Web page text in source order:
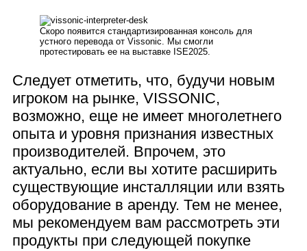
Скоро появится стандартизированная консоль для
устного перевода от Vissonic. Мы смогли
протестировать ее на выставке ISE2025.
Следует отметить, что, будучи новым
игроком на рынке, VISSONIC,
возможно, еще не имеет многолетнего
опыта и уровня признания известных
производителей. Впрочем, это
актуально, если вы хотите расширить
существующие инсталляции или взять
оборудование в аренду. Тем не менее,
мы рекомендуем вам рассмотреть эти
продукты при следующей покупке